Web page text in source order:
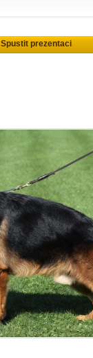
Spustit prezentaci